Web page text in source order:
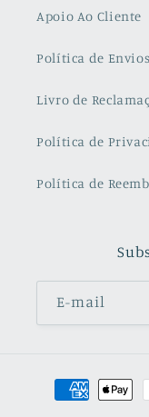
Apoio Ao Cliente
Política de Envios
Livro de
Política de
Política de
E-mail
Métodos